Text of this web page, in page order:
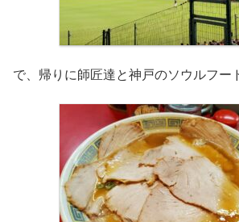
で、帰りに師匠達と神戸のソウルフー